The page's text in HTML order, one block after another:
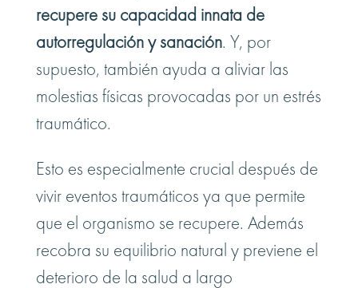
recupere su capacidad innata de
autorregulación y sanación. Y, por
supuesto, también ayuda a aliviar las
molestias físicas provocadas por un estrés
traumático.
Esto es especialmente crucial después de
vivir eventos traumáticos ya que permite
que el organismo se recupere. Además
recobra su equilibrio natural y previene el
deterioro de la salud a largo